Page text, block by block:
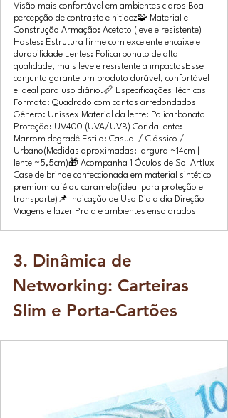
Visão mais confortável em ambientes claros Boa
percepção de contraste e nitidez🧩 Material e
Construção Armação: Acetato (leve e resistente)
Hastes: Estrutura firme com excelente encaixe e
durabilidade Lentes: Policarbonato de alta
qualidade, mais leve e resistente a impactosEsse
conjunto garante um produto durável, confortável
e ideal para uso diário.📏 Especificações Técnicas
Formato: Quadrado com cantos arredondados
Gênero: Unissex Material da lente: Policarbonato
Proteção: UV400 (UVA/UVB) Cor da lente:
Marrom degradê Estilo: Casual / Clássico /
Urbano(Medidas aproximadas: largura ~14cm |
lente ~5,5cm)🎁 Acompanha 1 Óculos de Sol Artlux
Case de brinde confeccionada em material sintético
premium café ou caramelo(ideal para proteção e
transporte)📌 Indicação de Uso Dia a dia Direção
Viagens e lazer Praia e ambientes ensolarados
3. Dinâmica de
Networking: Carteiras
Slim e Porta-Cartões